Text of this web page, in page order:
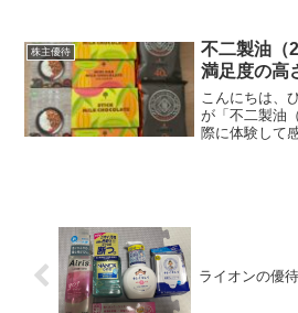
たけれど…購
ィングス（
株主優待
不二製油（
満足度の高
こんにちは、
が「不二製油
際に体験して
ライオンの優